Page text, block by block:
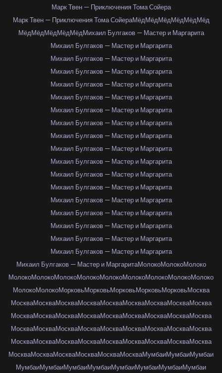
Марк Твен — Приключения Тома Сойера
Марк Твен — Приключения Тома СойераМёдМёдМёдМёдМёдМёд
МёдМёдМёдМёдМёдМихаил Булгаков — Мастер и Маргарита
Михаил Булгаков — Мастер и Маргарита
Михаил Булгаков — Мастер и Маргарита
Михаил Булгаков — Мастер и Маргарита
Михаил Булгаков — Мастер и Маргарита
Михаил Булгаков — Мастер и Маргарита
Михаил Булгаков — Мастер и Маргарита
Михаил Булгаков — Мастер и Маргарита
Михаил Булгаков — Мастер и Маргарита
Михаил Булгаков — Мастер и Маргарита
Михаил Булгаков — Мастер и Маргарита
Михаил Булгаков — Мастер и Маргарита
Михаил Булгаков — Мастер и Маргарита
Михаил Булгаков — Мастер и Маргарита
Михаил Булгаков — Мастер и Маргарита
Михаил Булгаков — Мастер и Маргарита
Михаил Булгаков — Мастер и Маргарита
Михаил Булгаков — Мастер и Маргарита
Михаил Булгаков — Мастер и МаргаритаМолокоМолокоМолоко
МолокоМолокоМолокоМолокоМолокоМолокоМолокоМолокоМолоко
МолокоМолокоМорковьМорковьМорковьМорковьМорковьМосква
МоскваМоскваМоскваМоскваМоскваМоскваМоскваМоскваМосква
МоскваМоскваМоскваМоскваМоскваМоскваМоскваМоскваМосква
МоскваМоскваМоскваМоскваМоскваМоскваМоскваМоскваМосква
МоскваМоскваМоскваМоскваМоскваМоскваМоскваМоскваМосква
МоскваМоскваМоскваМоскваМоскваМоскваМумбаиМумбаиМумбаи
МумбаиМумбаиМумбаиМумбаиМумбаиМумбаиМумбаиМумбаи